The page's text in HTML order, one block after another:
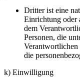
Dritter ist eine
Einrichtung oder
dem
Personen, die
Verantwortlichen
die
k) Einwilligung